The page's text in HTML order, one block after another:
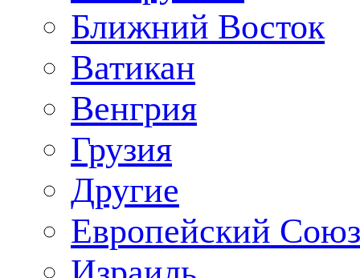
Ближний Восток
Ватикан
Венгрия
Грузия
Другие
Европейский Союз